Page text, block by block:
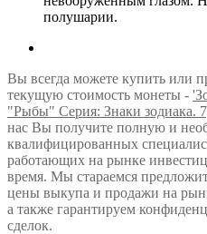
полушарии.
Вы всегда можете купить или
текущую стоимость монеты -
"Рыбы" Серия: Знаки зодиака.
нас Вы получите полную и
квалифицированных
работающих на рынке
время. Мы стараемся
цены выкупа и продажи на
а также гарантируем
сделок.